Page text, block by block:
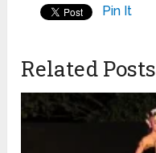
Pin It
Related Posts